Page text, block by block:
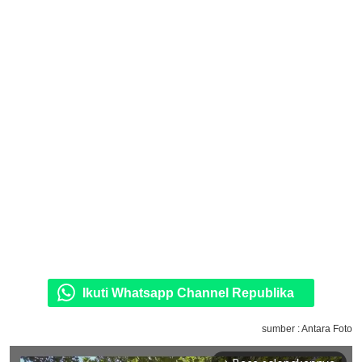
Ikuti Whatsapp Channel Republika
sumber : Antara Foto